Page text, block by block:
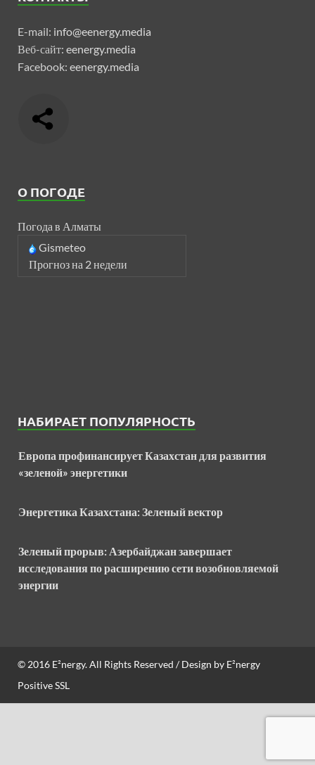
E-mail: info@eenergy.media
Веб-сайт: eenergy.media
Facebook: eenergy.media
О ПОГОДЕ
Погода в Алматы
Gismeteo
Прогноз на 2 недели
НАБИРАЕТ ПОПУЛЯРНОСТЬ
Европа профинансирует Казахстан для развития
«зеленой» энергетики
Энергетика Казахстана: Зеленый вектор
Зеленый прорыв: Азербайджан завершает
исследования по расширению сети возобновляемой
энергии
© 2016 E²nergy. All Rights Reserved / Design by E²nergy
Positive SSL